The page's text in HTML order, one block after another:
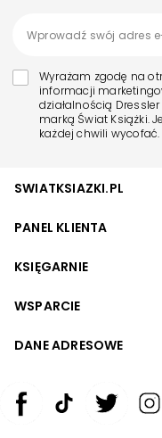
Wyrażam zgodę na
informacji
działalnością
marką Świat Książki.
każdej chwili wycofać.
SWIATKSIAZKI.PL
PANEL KLIENTA
KSIĘGARNIE
WSPARCIE
DANE ADRESOWE
Zwiększ rozmiar